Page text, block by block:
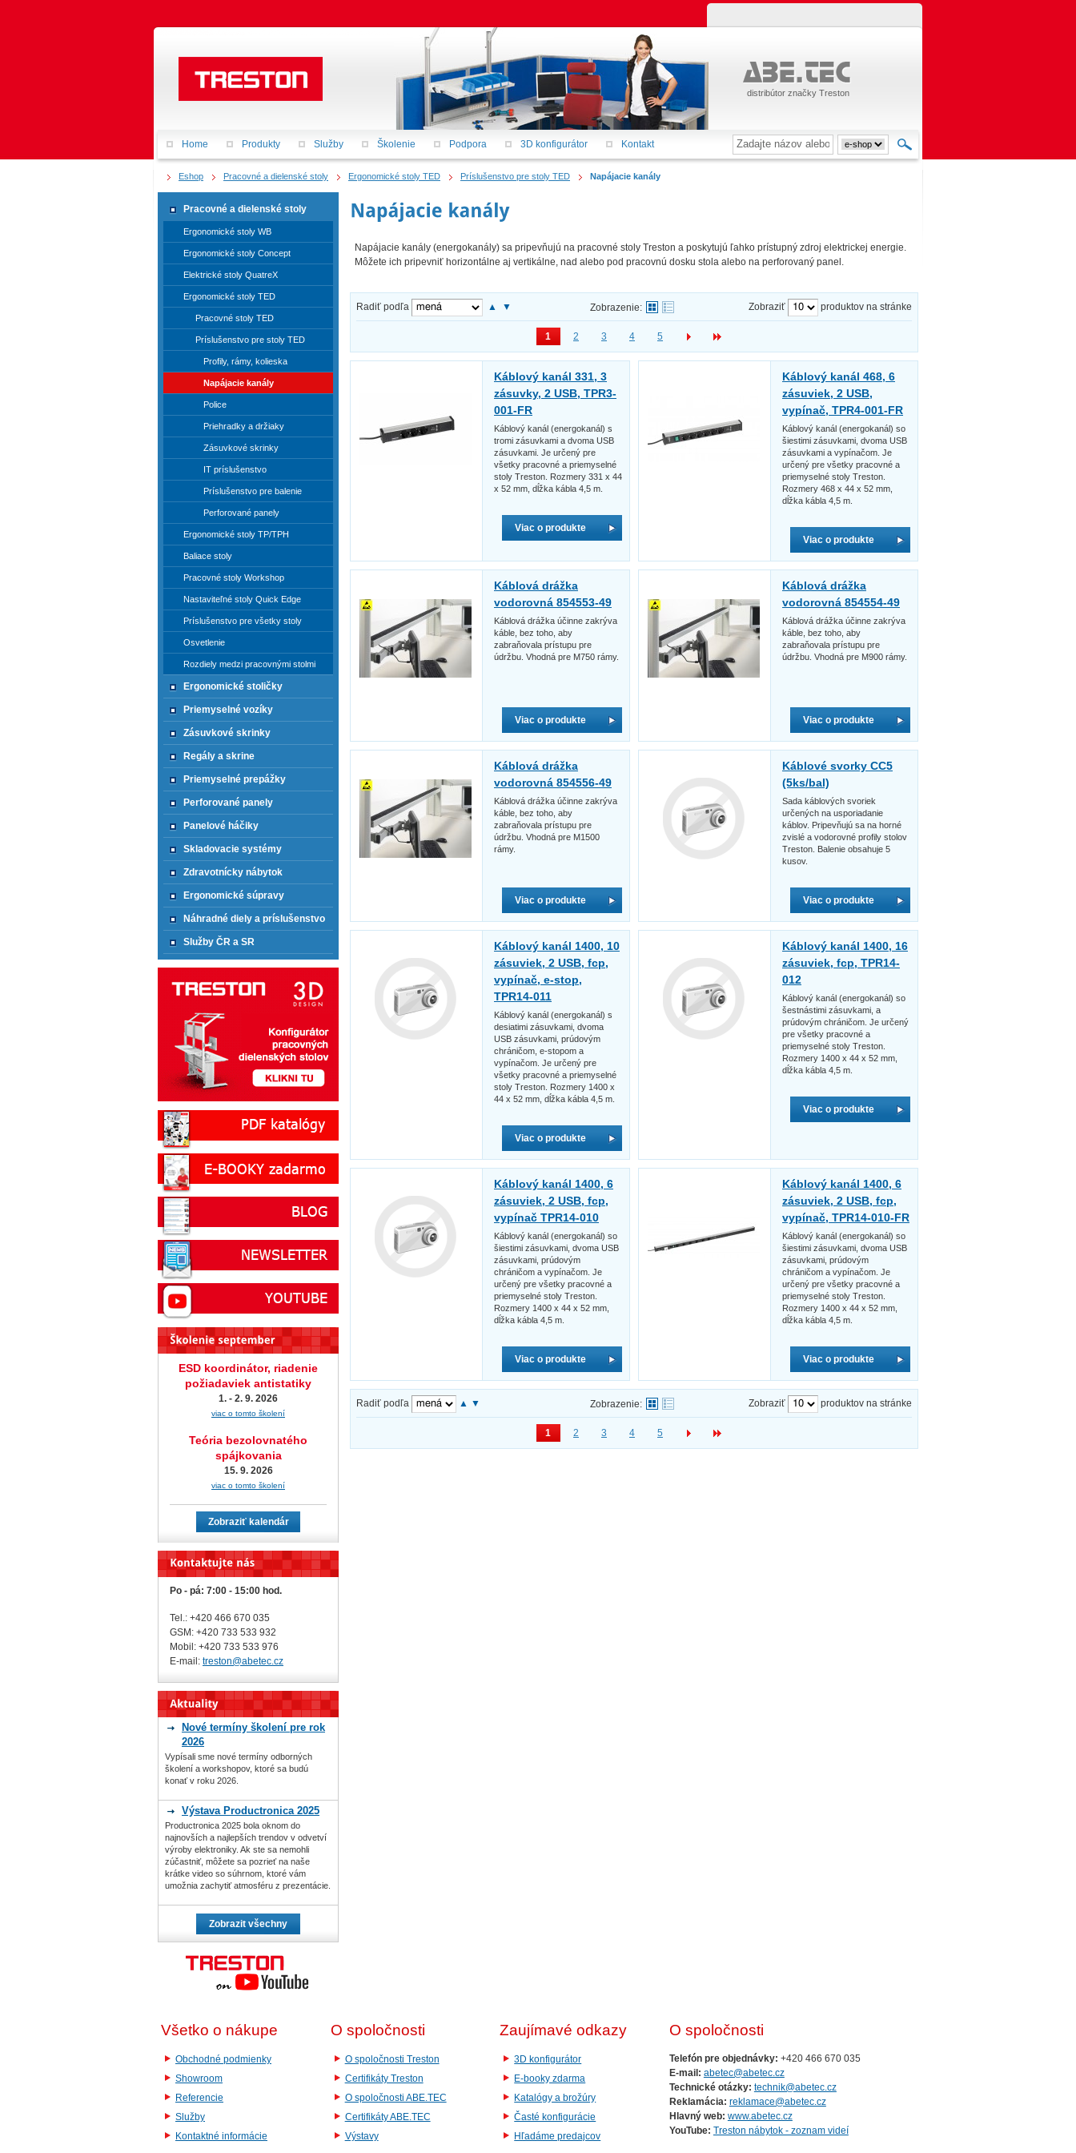
Eshop Pracovné a dielenské stoly Ergonomické stoly TED Príslušenstvo pre stoly TED Napájacie kanály
Napájacie kanály (energokanály) sa pripevňujú na pracovné stoly Treston a poskytujú ľahko prístupný zdroj elektrickej energie.
Môžete ich pripevniť horizontálne aj vertikálne, nad alebo pod pracovnú dosku stola alebo na perforovaný panel.
Radiť podľa ▲ ▼ Zobrazenie: Zobraziť produktov na stránke
1 2 3 4 5
Káblový kanál 331, 3
zásuvky, 2 USB, TPR3-
001-FR
Káblový kanál (energokanál) s
tromi zásuvkami a dvoma USB
zásuvkami. Je určený pre
všetky pracovné a priemyselné
stoly Treston. Rozmery 331 x 44
x 52 mm, dĺžka kábla 4,5 m.
Viac o produkte
Káblový kanál 468, 6
zásuviek, 2 USB,
vypínač, TPR4-001-FR
Káblový kanál (energokanál) so
šiestimi zásuvkami, dvoma USB
zásuvkami a vypínačom. Je
určený pre všetky pracovné a
priemyselné stoly Treston.
Rozmery 468 x 44 x 52 mm,
dĺžka kábla 4,5 m.
Viac o produkte
Káblová drážka
vodorovná 854553-49
Káblová drážka účinne zakrýva
káble, bez toho, aby
zabraňovala prístupu pre
údržbu. Vhodná pre M750 rámy.
Viac o produkte
Káblová drážka
vodorovná 854554-49
Káblová drážka účinne zakrýva
káble, bez toho, aby
zabraňovala prístupu pre
údržbu. Vhodná pre M900 rámy.
Viac o produkte
Káblová drážka
vodorovná 854556-49
Káblová drážka účinne zakrýva
káble, bez toho, aby
zabraňovala prístupu pre
údržbu. Vhodná pre M1500
rámy.
Viac o produkte
Káblové svorky CC5
(5ks/bal)
Sada káblových svoriek
určených na usporiadanie
káblov. Pripevňujú sa na horné
zvislé a vodorovné profily stolov
Treston. Balenie obsahuje 5
kusov.
Viac o produkte
Káblový kanál 1400, 10
zásuviek, 2 USB, fcp,
vypínač, e-stop,
TPR14-011
Káblový kanál (energokanál) s
desiatimi zásuvkami, dvoma
USB zásuvkami, prúdovým
chráničom, e-stopom a
vypínačom. Je určený pre
všetky pracovné a priemyselné
stoly Treston. Rozmery 1400 x
44 x 52 mm, dĺžka kábla 4,5 m.
Viac o produkte
Káblový kanál 1400, 16
zásuviek, fcp, TPR14-
012
Káblový kanál (energokanál) so
šestnástimi zásuvkami, a
prúdovým chráničom. Je určený
pre všetky pracovné a
priemyselné stoly Treston.
Rozmery 1400 x 44 x 52 mm,
dĺžka kábla 4,5 m.
Viac o produkte
Káblový kanál 1400, 6
zásuviek, 2 USB, fcp,
vypínač TPR14-010
Káblový kanál (energokanál) so
šiestimi zásuvkami, dvoma USB
zásuvkami, prúdovým
chráničom a vypínačom. Je
určený pre všetky pracovné a
priemyselné stoly Treston.
Rozmery 1400 x 44 x 52 mm,
dĺžka kábla 4,5 m.
Viac o produkte
Káblový kanál 1400, 6
zásuviek, 2 USB, fcp,
vypínač, TPR14-010-FR
Káblový kanál (energokanál) so
šiestimi zásuvkami, dvoma USB
zásuvkami, prúdovým
chráničom a vypínačom. Je
určený pre všetky pracovné a
priemyselné stoly Treston.
Rozmery 1400 x 44 x 52 mm,
dĺžka kábla 4,5 m.
Viac o produkte
Radiť podľa ▲ ▼ Zobrazenie: Zobraziť produktov na stránke
1 2 3 4 5
Pracovné a dielenské stoly
Ergonomické stoly WB
Ergonomické stoly Concept
Elektrické stoly QuatreX
Ergonomické stoly TED
Pracovné stoly TED
Príslušenstvo pre stoly TED
Profily, rámy, kolieska
Napájacie kanály
Police
Priehradky a držiaky
Zásuvkové skrinky
IT príslušenstvo
Príslušenstvo pre balenie
Perforované panely
Ergonomické stoly TP/TPH
Baliace stoly
Pracovné stoly Workshop
Nastaviteľné stoly Quick Edge
Príslušenstvo pre všetky stoly
Osvetlenie
Rozdiely medzi pracovnými stolmi
Ergonomické stoličky
Priemyselné vozíky
Zásuvkové skrinky
Regály a skrine
Priemyselné prepážky
Perforované panely
Panelové háčiky
Skladovacie systémy
Zdravotnícky nábytok
Ergonomické súpravy
Náhradné diely a príslušenstvo
Služby ČR a SR
ESD koordinátor, riadenie
požiadaviek antistatiky
1. - 2. 9. 2026
viac o tomto školení
Teória bezolovnatého
spájkovania
15. 9. 2026
viac o tomto školení
Zobraziť kalendár
Po - pá: 7:00 - 15:00 hod.
Tel.: +420 466 670 035
GSM: +420 733 533 932
Mobil: +420 733 533 976
E-mail: treston@abetec.cz
Nové termíny školení pre rok
2026
Vypísali sme nové termíny odborných
školení a workshopov, ktoré sa budú
konať v roku 2026.
Výstava Productronica 2025
Productronica 2025 bola oknom do
najnovších a najlepších trendov v odvetví
výroby elektroniky. Ak ste sa nemohli
zúčastniť, môžete sa pozrieť na naše
krátke video so súhrnom, ktoré vám
umožnia zachytiť atmosféru z prezentácie.
Zobrazit všechny
Všetko o nákupe
Obchodné podmienky
Showroom
Referencie
Služby
Kontaktné informácie
O spoločnosti
O spoločnosti Treston
Certifikáty Treston
O spoločnosti ABE.TEC
Certifikáty ABE.TEC
Výstavy
Zaujímavé odkazy
3D konfigurátor
E-booky zdarma
Katalógy a brožúry
Časté konfigurácie
Hľadáme predajcov
O spoločnosti
Telefón pre objednávky: +420 466 670 035
E-mail: abetec@abetec.cz
Technické otázky: technik@abetec.cz
Reklamácia: reklamace@abetec.cz
Hlavný web: www.abetec.cz
YouTube: Treston nábytok - zoznam videí
distribútor značky Treston
Home Produkty Služby Školenie Podpora 3D konfigurátor Kontakt